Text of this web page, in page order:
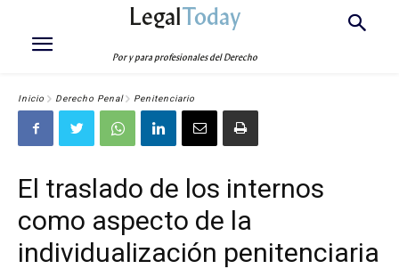
LegalToday
Por y para profesionales del Derecho
Inicio Derecho Penal Penitenciario
El traslado de los internos
como aspecto de la
individualización penitenciaria